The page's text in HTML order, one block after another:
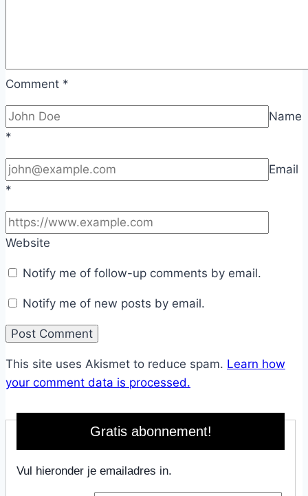
Comment *
Name
*
Email
*
Website
Notify me of follow-up comments by email.
Notify me of new posts by email.
This site uses Akismet to reduce spam. Learn how
your comment data is processed.
Gratis abonnement!
Vul hieronder je emailadres in.